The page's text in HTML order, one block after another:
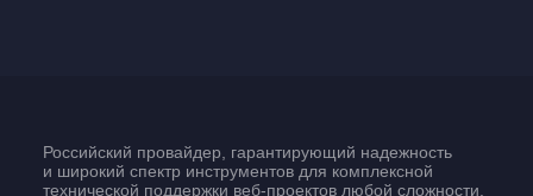
Российский провайдер, гарантирующий надежность
и широкий спектр инструментов для комплексной
технической поддержки веб-проектов любой сложности.